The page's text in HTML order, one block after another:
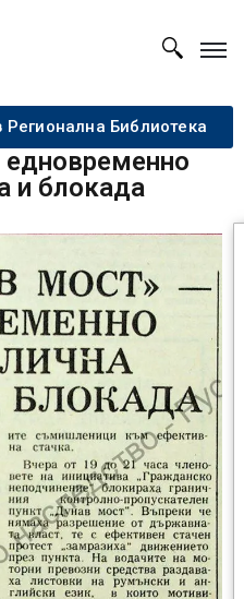
Библиотека
и блокада